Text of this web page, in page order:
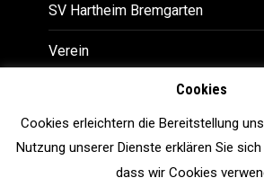
SV Hartheim Bremgarten
Verein
Impressum
Datenschutz
Cookies
Cookies erleichtern die Bereitstellung
Nutzung unserer Dienste erklären Sie
dass wir Cookies